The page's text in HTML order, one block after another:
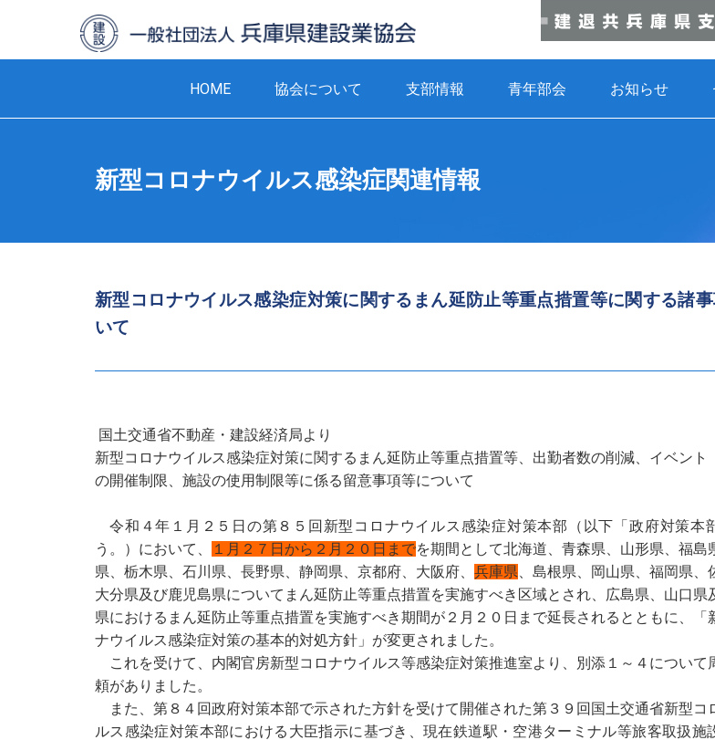
HOME 協会について 支部情報 青年部会 お知らせ
新型コロナウイルス感染症関連情報
新型コロナウイルス感染症対策に関するまん延防止等重点措置等に関する諸
いて
国土交通省不動産・建設経済局より
新型コロナウイルス感染症対策に関するまん延防止等重点措置等、出勤者数の削減、イベント
の開催制限、施設の使用制限等に係る留意事項等について
令和４年１月２５日の第８５回新型コロナウイルス感染症対策本部（以下「政府対策本
う。）において、
１月２７日から２月２０日までを期間として北海道、青森県、山形県、福島
県、栃木県、石川県、長野県、静岡県、京都府、大阪府、兵庫県 、島根県、岡山県、福岡県、
大分県及び鹿児島県についてまん延防止等重点措置を実施すべき区域とされ、広島県、山口県
県におけるまん延防止等重点措置を実施すべき期間が２月２０日まで延長されるとともに、「
ナウイルス感染症対策の基本的対処方針」が変更されました。
これを受けて、内閣官房新型コロナウイルス等感染症対策推進室より、別添１～４について
頼がありました。
また、第８４回政府対策本部で示された方針を受けて開催された第３９回国土交通省新型コ
ルス感染症対策本部における大臣指示に基づき、現在鉄道駅・空港ターミナル等旅客取扱施